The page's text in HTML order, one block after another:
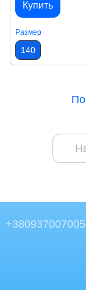
Купить
Размер
140
+380937007005